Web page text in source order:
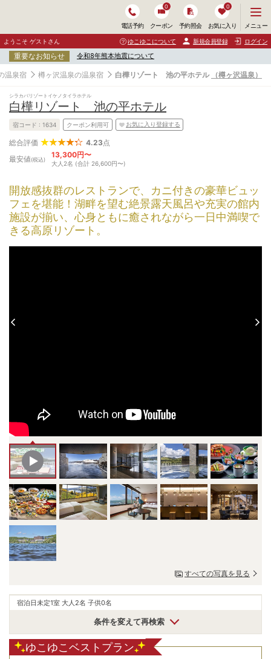
電話予約 クーポン
0
予約照会 お気に入り
0
ニ
ュ
ー
開
く
メニュー
ようこそ ゲストさん ゆこゆこについて 新規会員登録 ログイン
重要なお知らせ 令和8年熊本地震について
温泉宿 樽ヶ沢温泉の温泉宿 白樺リゾート 池の平ホテル （樽ヶ沢温泉）
シラカバリゾートイケノタイラホテル
白樺リゾート 池の平ホテル
宿コード : 1634 クーポン利用可 お気に入り登録する
総合評価 4.23点
最安値(税込)
13,300円〜
大人2名 (合計 26,600円〜)
開放感抜群のレストランで、カニ付きの豪華ビュッ
フェを堪能！湖畔を望む絶景露天風呂や充実の館内
施設が揃い、心身ともに癒されながら一日中満喫で
きる高原リゾート。
すべての写真を見る
宿泊日未定1室 大人2名 子供0名
条件を変えて再検索
ゆこゆこベストプラン